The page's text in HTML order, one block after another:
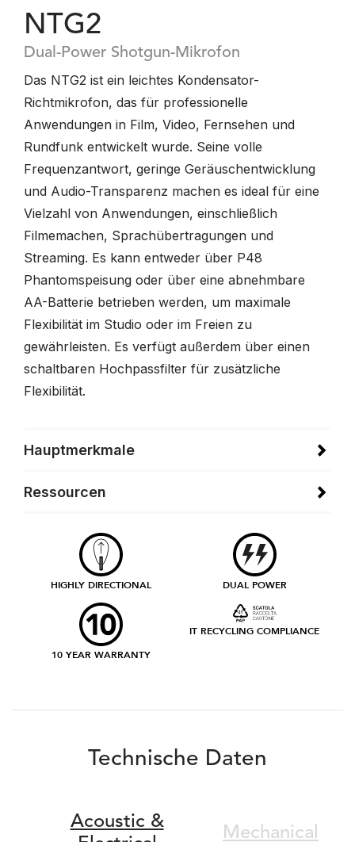
NTG2
Dual-Power Shotgun-Mikrofon
Das NTG2 ist ein leichtes Kondensator-
Richtmikrofon, das für professionelle
Anwendungen in Film, Video, Fernsehen und
Rundfunk entwickelt wurde. Seine volle
Frequenzantwort, geringe Geräuschentwicklung
und Audio-Transparenz machen es ideal für eine
Vielzahl von Anwendungen, einschließlich
Filmemachen, Sprachübertragungen und
Streaming. Es kann entweder über P48
Phantomspeisung oder über eine abnehmbare
AA-Batterie betrieben werden, um maximale
Flexibilität im Studio oder im Freien zu
gewährleisten. Es verfügt außerdem über einen
schaltbaren Hochpassfilter für zusätzliche
Flexibilität.
Hauptmerkmale
Ressourcen
HIGHLY DIRECTIONAL DUAL POWER
10 YEAR WARRANTY
IT RECYCLING COMPLIANCE
Technische Daten
Acoustic &
Mechanical